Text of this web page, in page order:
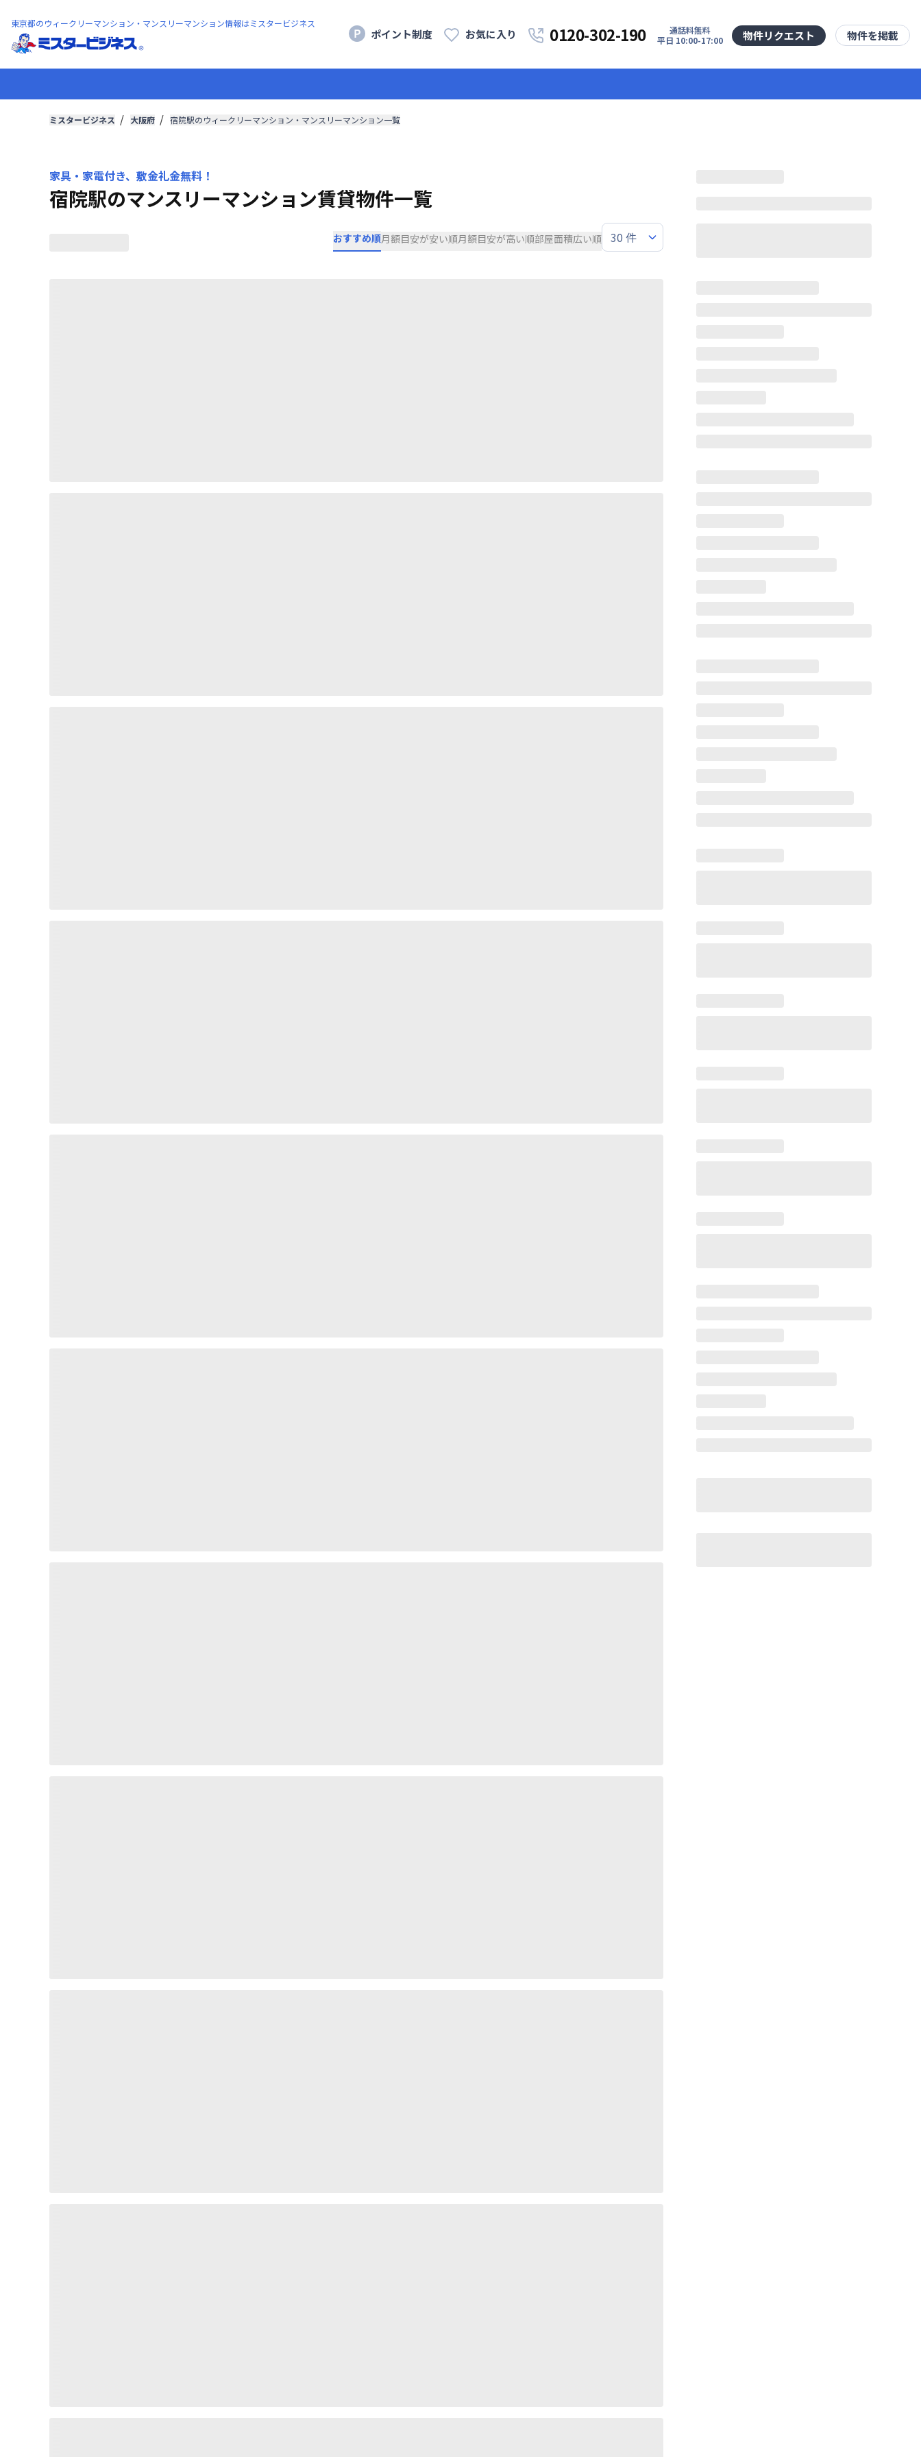
東京都のウィークリーマンション・マンスリーマンション情報はミスタービジネス
ポイント制度 お気に入り 0120-302-190
通話料無料
平日 10:00-17:00
物件リクエスト 物件を掲載
ミスタービジネス 大阪府 宿院駅のウィークリーマンション・マンスリーマンション一覧
家具・家電付き、敷金礼金無料！
宿院駅のマンスリーマンション賃貸物件一覧
おすすめ順月額目安が安い順月額目安が高い順部屋面積広い順